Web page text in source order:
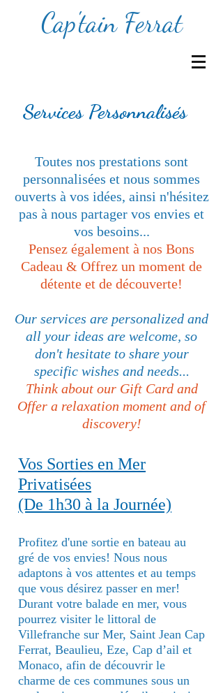
Cap'tain Ferrat
Services Personnalisés
Toutes nos prestations sont
personnalisées et nous sommes
ouverts à vos idées, ainsi n'hésitez
pas à nous partager vos envies et
vos besoins...
Pensez également à nos Bons
Cadeau & Offrez un moment de
détente et de découverte!
Our services are personalized and
all your ideas are welcome, so
don't hesitate to share your
specific wishes and needs...
Think about our Gift Card and
Offer a relaxation moment and of
discovery!
Vos Sorties en Mer
Privatisées
(De 1h30 à la Journée)
Profitez d'une sortie en bateau au
gré de vos envies! Nous nous
adaptons à vos attentes et au temps
que vous désirez passer en mer!
Durant votre balade en mer, vous
pourrez visiter le littoral de
Villefranche sur Mer, Saint Jean Cap
Ferrat, Beaulieu, Eze, Cap d’ail et
Monaco, afin de découvrir le
charme de ces communes sous un